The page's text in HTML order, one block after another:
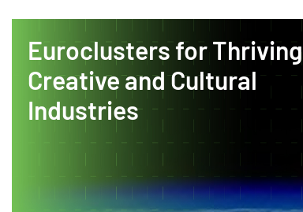
Euroclusters for Thriving
Creative and Cultural
Industries